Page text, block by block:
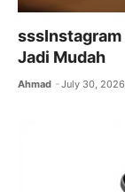
Jadi Mudah
Ahmad July 30, 2026